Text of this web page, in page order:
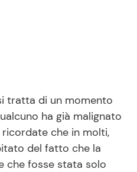
tratta di un momento
ha già malignato
che in molti,
del fatto che la
che fosse stata solo